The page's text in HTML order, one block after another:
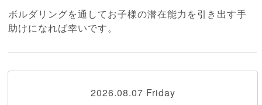
ボルダリングを通してお子様の潜在能力を引き出す手
助けになれば幸いです。
2026.08.07 Friday